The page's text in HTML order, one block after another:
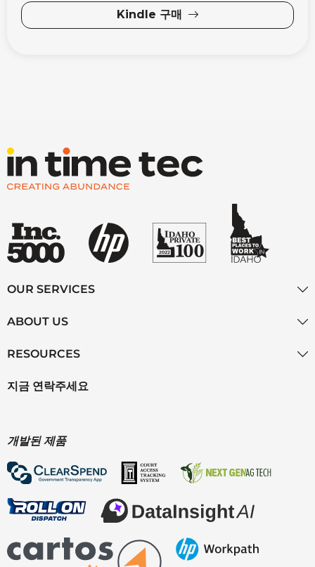
Kindle 구매
OUR SERVICES
ABOUT US
RESOURCES
지금 연락주세요
개발된 제품